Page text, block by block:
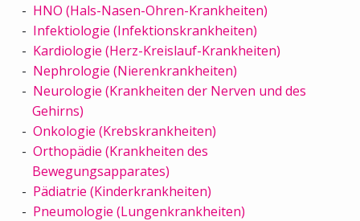
HNO (Hals-Nasen-Ohren-Krankheiten)
Infektiologie (Infektionskrankheiten)
Kardiologie (Herz-Kreislauf-Krankheiten)
Nephrologie (Nierenkrankheiten)
Neurologie (Krankheiten der Nerven und des
Gehirns)
Onkologie (Krebskrankheiten)
Orthopädie (Krankheiten des
Bewegungsapparates)
Pädiatrie (Kinderkrankheiten)
Pneumologie (Lungenkrankheiten)